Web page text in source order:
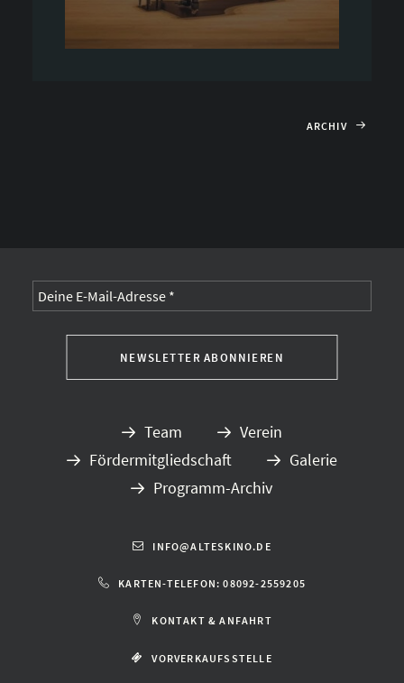
ARCHIV
Team
Verein
Fördermitgliedschaft
Galerie
Programm-Archiv
INFO@ALTESKINO.DE
KARTEN-TELEFON: 08092-2559205
KONTAKT & ANFAHRT
VORVERKAUFSSTELLE